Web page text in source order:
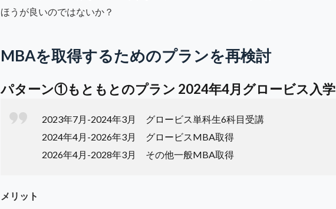
ほうが良いのではないか？
MBAを取得するためのプランを再検討
パターン①もともとのプラン 2024年4月グロービス入学
2023年7月-2024年3月 グロービス単科生6科目受講
2024年4月-2026年3月 グロービスMBA取得
2026年4月-2028年3月 その他一般MBA取得
メリット